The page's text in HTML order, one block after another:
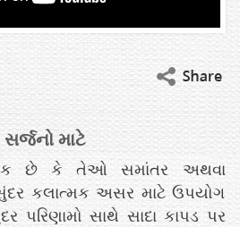
માટે
છે કે તેઓ સમાંતર અથવા
સુંદર કલાત્મક અસર માટે ઉપયોગ
પરિણામો સાથે સાદા કાપડ પર